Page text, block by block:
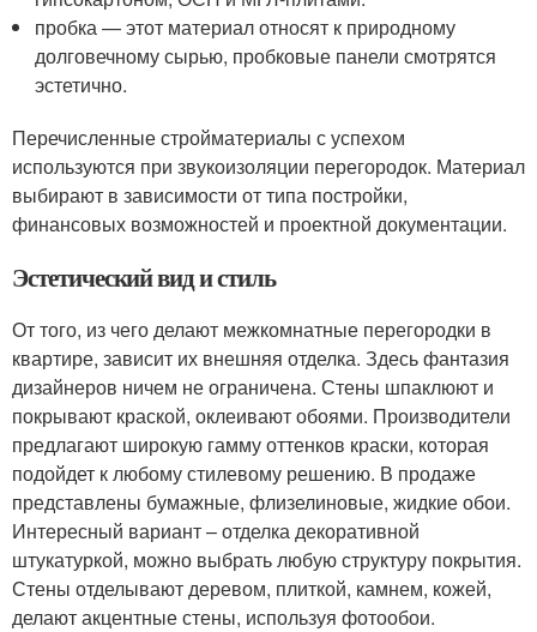
пробка — этот материал относят к природному
долговечному сырью, пробковые панели смотрятся
эстетично.
Перечисленные стройматериалы с успехом
используются при звукоизоляции перегородок. Материал
выбирают в зависимости от типа постройки,
финансовых возможностей и проектной документации.
Эстетический вид и стиль
От того, из чего делают межкомнатные перегородки в
квартире, зависит их внешняя отделка. Здесь фантазия
дизайнеров ничем не ограничена. Стены шпаклюют и
покрывают краской, оклеивают обоями. Производители
предлагают широкую гамму оттенков краски, которая
подойдет к любому стилевому решению. В продаже
представлены бумажные, флизелиновые, жидкие обои.
Интересный вариант – отделка декоративной
штукатуркой, можно выбрать любую структуру покрытия.
Стены отделывают деревом, плиткой, камнем, кожей,
делают акцентные стены, используя фотообои.